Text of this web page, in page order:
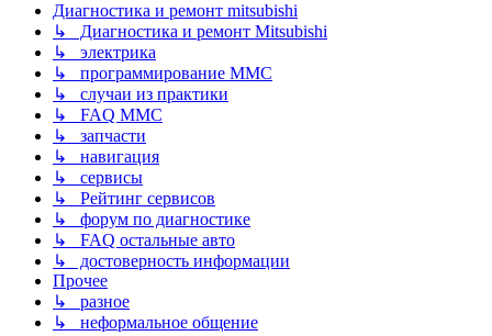
Диагностика и ремонт mitsubishi
↳ Диагностика и ремонт Mitsubishi
↳ электрика
↳ программирование MMC
↳ случаи из практики
↳ FAQ MMC
↳ запчасти
↳ навигация
↳ сервисы
↳ Рейтинг сервисов
↳ форум по диагностике
↳ FAQ остальные авто
↳ достоверность информации
Прочее
↳ разное
↳ неформальное общение